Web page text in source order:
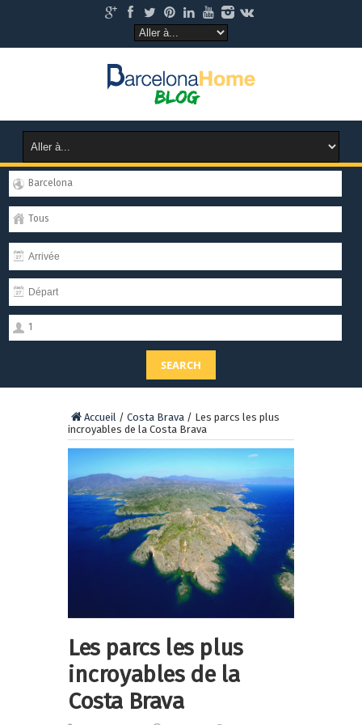
Barcelona
Tous
1
SEARCH
Accueil / Costa Brava / Les parcs les plus
incroyables de la Costa Brava
Les parcs les plus
incroyables de la
Costa Brava